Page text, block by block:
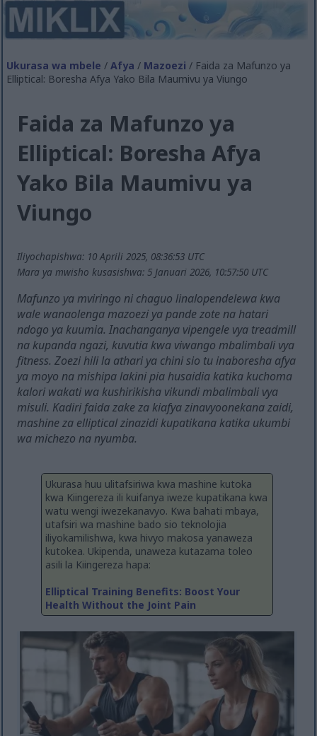
Ukurasa wa mbele /Afya / Mazoezi / Faida za Mafunzo ya
Elliptical: Boresha Afya Yako Bila Maumivu ya Viungo
Faida za Mafunzo ya
Elliptical: Boresha Afya
Yako Bila Maumivu ya
Viungo
Iliyochapishwa: 10 Aprili 2025, 08:36:53 UTC
Mara ya mwisho kusasishwa: 5 Januari 2026, 10:57:50 UTC
Mafunzo ya mviringo ni chaguo linalopendelewa kwa
wale wanaolenga mazoezi ya pande zote na hatari
ndogo ya kuumia. Inachanganya vipengele vya treadmill
na kupanda ngazi, kuvutia kwa viwango mbalimbali vya
fitness. Zoezi hili la athari ya chini sio tu inaboresha afya
ya moyo na mishipa lakini pia husaidia katika kuchoma
kalori wakati wa kushirikisha vikundi mbalimbali vya
misuli. Kadiri faida zake za kiafya zinavyoonekana zaidi,
mashine za elliptical zinazidi kupatikana katika ukumbi
wa michezo na nyumba.
Ukurasa huu ulitafsiriwa kwa mashine kutoka
kwa Kiingereza ili kuifanya iweze kupatikana kwa
watu wengi iwezekanavyo. Kwa bahati mbaya,
utafsiri wa mashine bado sio teknolojia
iliyokamilishwa, kwa hivyo makosa yanaweza
kutokea. Ukipenda, unaweza kutazama toleo
asili la Kiingereza hapa:
Elliptical Training Benefits: Boost Your
Health Without the Joint Pain